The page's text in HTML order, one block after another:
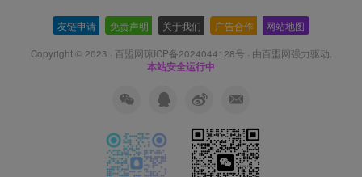
友链申请 免责声明 关于我们 广告合作 网站地图
Copyright © 2023 · 百盟网琼ICP备2024044128号 · 由百盟网强力驱动.
本站安全运行中